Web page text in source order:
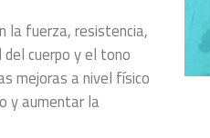
la fuerza, resistencia,
cuerpo y el tono
mejoras a nivel físico
y aumentar la